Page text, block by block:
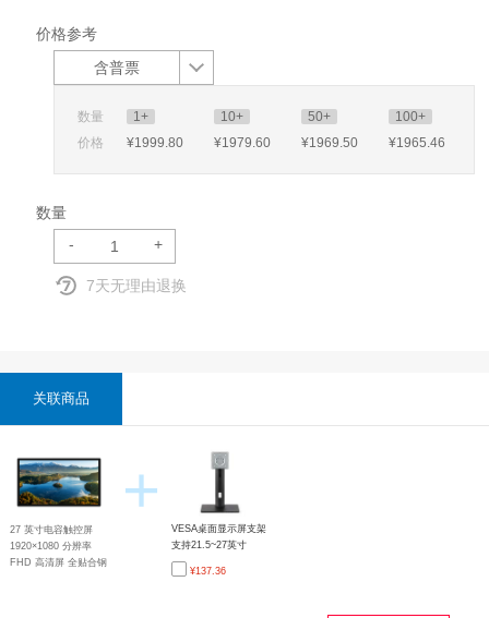
价格参考
含普票
数量 1+ 10+ 50+
100+
价格
¥1999.80 ¥1979.60 ¥1969.50 ¥1965.46
数量
-
+
7天无理由退换
关联商品
27 英寸电容触控屏
1920×1080 分辨率
FHD 高清屏 全贴合钢
+
VESA桌面显示屏支架
支持21.5~27英寸
75/100mm孔位 多向
调节 加重底座 符合人
¥137.36